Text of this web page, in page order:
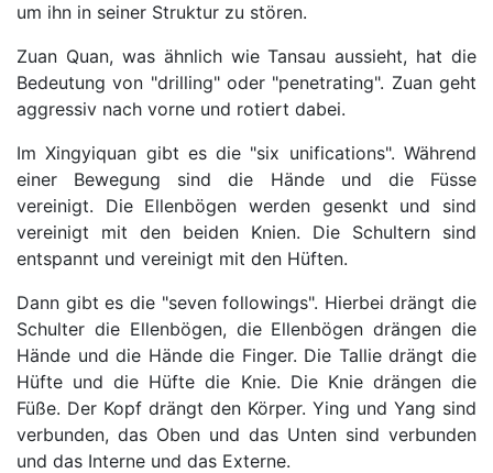
um ihn in seiner Struktur zu stören.
Zuan Quan, was ähnlich wie Tansau aussieht, hat die
Bedeutung von "drilling" oder "penetrating". Zuan geht
aggressiv nach vorne und rotiert dabei.
Im Xingyiquan gibt es die "six unifications". Während
einer Bewegung sind die Hände und die Füsse
vereinigt. Die Ellenbögen werden gesenkt und sind
vereinigt mit den beiden Knien. Die Schultern sind
entspannt und vereinigt mit den Hüften.
Dann gibt es die "seven followings". Hierbei drängt die
Schulter die Ellenbögen, die Ellenbögen drängen die
Hände und die Hände die Finger. Die Tallie drängt die
Hüfte und die Hüfte die Knie. Die Knie drängen die
Füße. Der Kopf drängt den Körper. Ying und Yang sind
verbunden, das Oben und das Unten sind verbunden
und das Interne und das Externe.